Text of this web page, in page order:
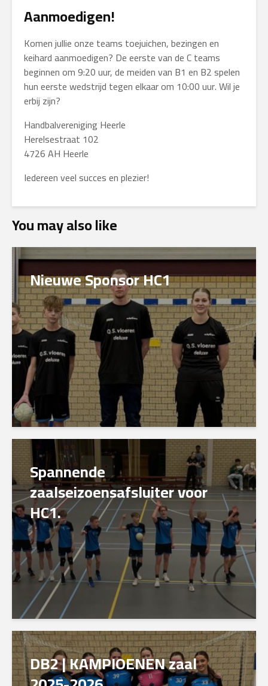
Aanmoedigen!
Komen jullie onze teams toejuichen, bezingen en
keihard aanmoedigen? De eerste van de C teams
beginnen om 9:20 uur, de meiden van B1 en B2 spelen
hun eerste wedstrijd tegen elkaar om 10:00 uur. Wil je
erbij zijn?
Handbalvereniging Heerle
Herelsestraat 102
4726 AH Heerle
Iedereen veel succes en plezier!
You may also like
Nieuwe Sponsor HC1
Spannende
zaalseizoensafsluiter voor
HC1.
DB2 | KAMPIOENEN zaal